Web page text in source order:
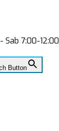
Sab 7:00-12:00
Button